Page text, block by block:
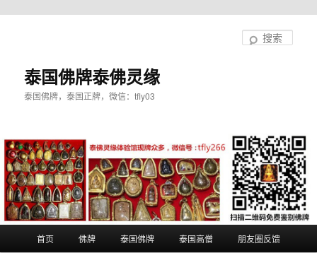
泰国佛牌泰佛灵缘
泰国佛牌，泰国正牌，微信：tfly03
首页 佛牌 泰国佛牌 泰国高僧 朋友圈反馈